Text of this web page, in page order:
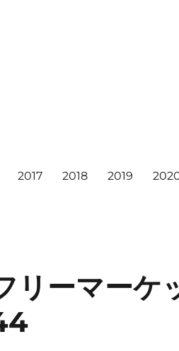
2017 2018 2019
リーマーケ